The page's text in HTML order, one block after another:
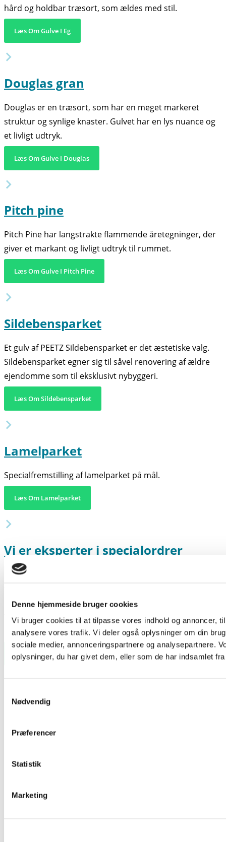
Denne hjemmeside bruger cookies
Vi bruger cookies til at tilpasse vores indhold og annoncer,
analysere vores trafik. Vi deler også oplysninger om din
sociale medier, annonceringspartnere og analysepartnere.
oplysninger, du har givet dem, eller som de har indsamlet
Nødvendig
Præferencer
Statistik
Marketing
hård og holdbar træsort, som ældes med stil.
Læs Om Gulve I Eg
Douglas gran
Douglas er en træsort, som har en meget markeret
struktur og synlige knaster. Gulvet har en lys nuance og
et livligt udtryk.
Læs Om Gulve I Douglas
Pitch pine
Pitch Pine har langstrakte flammende åretegninger, der
giver et markant og livligt udtryk til rummet.
Læs Om Gulve I Pitch Pine
Sildebensparket
Et gulv af PEETZ Sildebensparket er det æstetiske valg.
Sildebensparket egner sig til såvel renovering af ældre
ejendomme som til eksklusivt nybyggeri.
Læs Om Sildebensparket
Lamelparket
Specialfremstilling af lamelparket på mål.
Læs Om Lamelparket
Vi er eksperter i specialordrer
Der er et voksende marked for specialordrer i
Det er typisk relativt få kvadratmeter, der skal anvendes.
Vi kan tilbyde vore kunder lige nøjagtig den mængde, de
behøver, og i de ønskede dimensioner – uanset træsort.
Læs Om Specialordrer